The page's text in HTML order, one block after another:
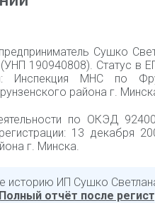
Сушко
190940808). Статус в
Инспекция МНС по
района г.
по ОКЭД
13 декабря
г. Минска.
историю ИП Сушко
Полный отчёт после